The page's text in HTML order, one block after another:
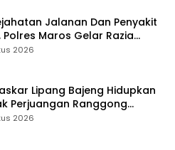
Jalanan Dan Penyakit
Maros Gelar Razia
Kondusif
2026
Lipang Bajeng Hidupkan
Perjuangan Ranggong
Wabup Takalar: Apresiasi
2026